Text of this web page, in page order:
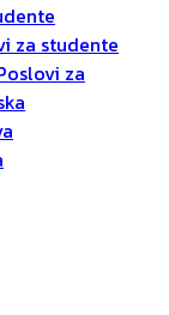
za studente
za